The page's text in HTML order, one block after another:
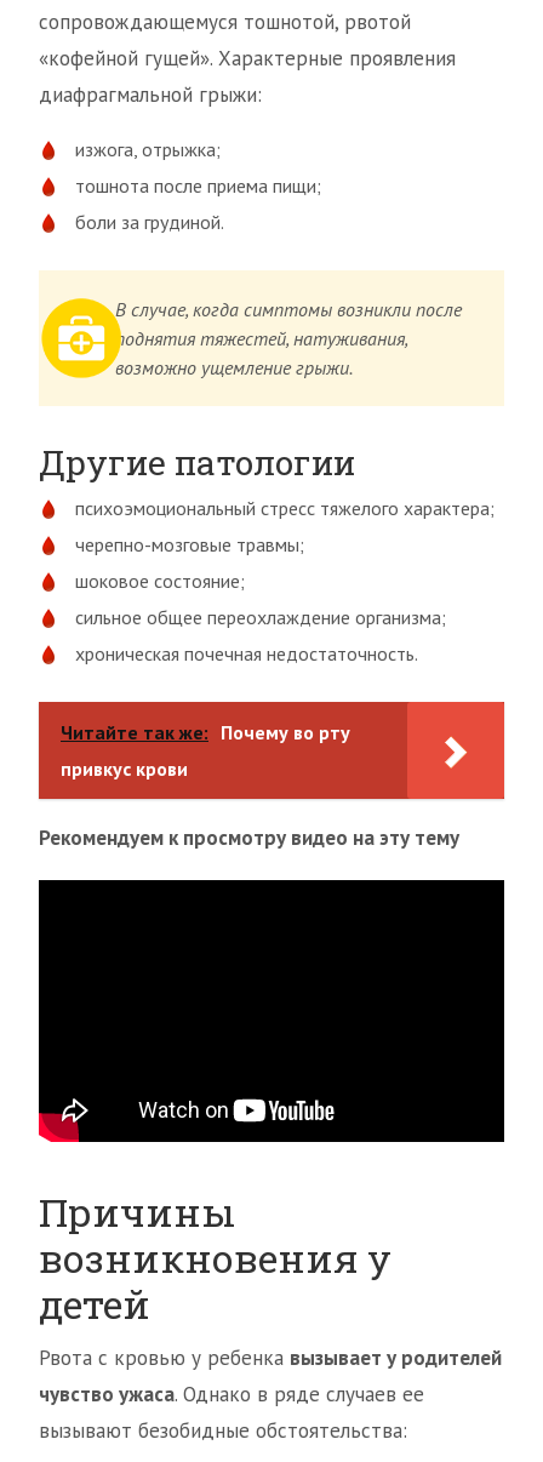
сопровождающемуся тошнотой, рвотой
«кофейной гущей». Характерные проявления
диафрагмальной грыжи:
изжога, отрыжка;
тошнота после приема пищи;
боли за грудиной.
В случае, когда симптомы возникли после
поднятия тяжестей, натуживания,
возможно ущемление грыжи.
Другие патологии
психоэмоциональный стресс тяжелого характера;
черепно-мозговые травмы;
шоковое состояние;
сильное общее переохлаждение организма;
хроническая почечная недостаточность.
Читайте так же: Почему во рту
привкус крови
Рекомендуем к просмотру видео на эту тему
Причины
возникновения у
детей
Рвота с кровью у ребенка вызывает у родителей
чувство ужаса. Однако в ряде случаев ее
вызывают безобидные обстоятельства: